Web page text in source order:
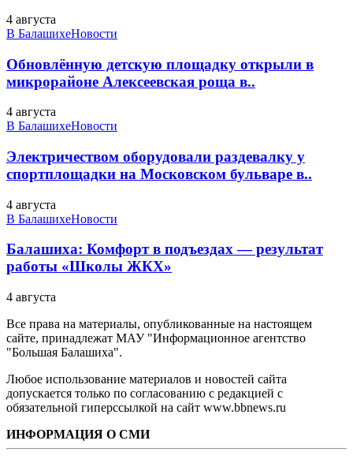
4 августа
В БалашихеНовости
Обновлённую детскую площадку открыли в
микрорайоне Алексеевская роща в..
4 августа
В БалашихеНовости
Электричеством оборудовали раздевалку у
спортплощадки на Московском бульваре в..
4 августа
В БалашихеНовости
Балашиха: Комфорт в подъездах — результат
работы «Школы ЖКХ»
4 августа
Все права на материалы, опубликованные на настоящем
сайте, принадлежат МАУ "Информационное агентство
"Большая Балашиха".
Любое использование материалов и новостей сайта
допускается только по согласованию с редакцией с
обязательной гиперссылкой на сайт www.bbnews.ru
ИНФОРМАЦИЯ О СМИ